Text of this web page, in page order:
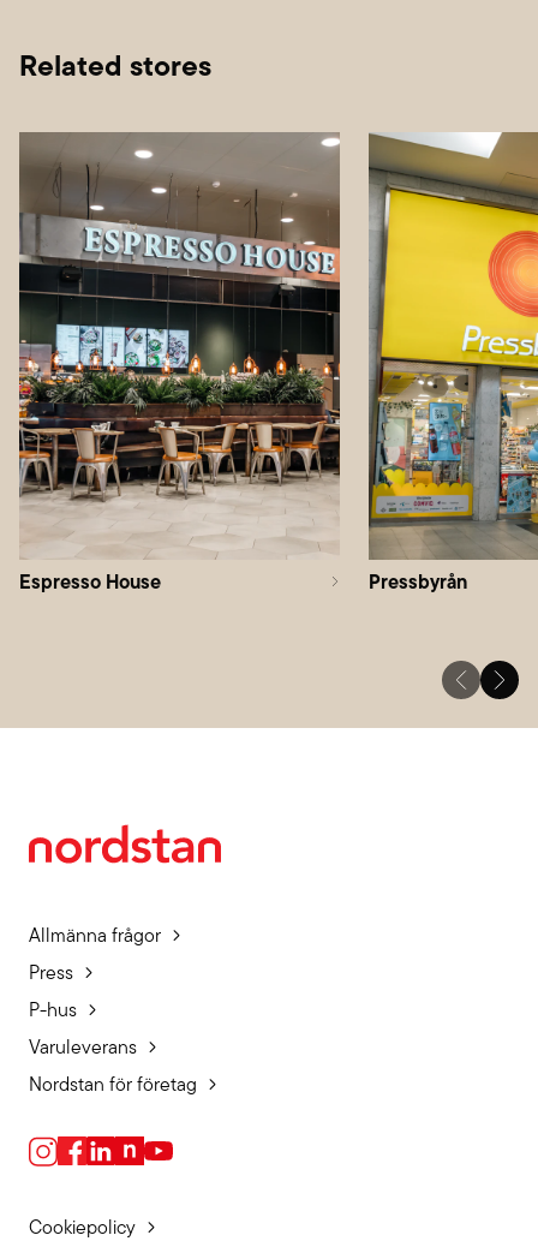
Related stores
Espresso House Pressbyrån
Allmänna frågor
Press
P-hus
Varuleverans
Nordstan för företag
Cookiepolicy